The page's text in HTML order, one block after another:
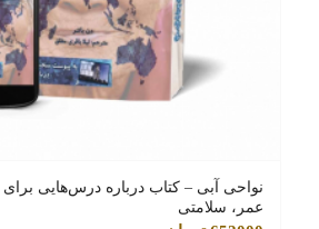
نواحی آبی – کتاب درباره درس‌هایی
عمر، سلامتی